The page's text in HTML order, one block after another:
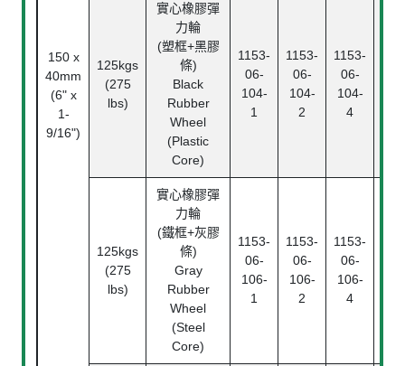
150 x
40mm
(6" x
1-
9/16")
125kgs
(275
lbs)
實心橡膠彈
力輪
(塑框+黑膠
條)
Black
Rubber
Wheel
(Plastic
Core)
1153-
06-
104-
1
1153-
06-
104-
2
1153-
06-
104-
4
125kgs
(275
lbs)
實心橡膠彈
力輪
(鐵框+灰膠
條)
Gray
Rubber
Wheel
(Steel
Core)
1153-
06-
106-
1
1153-
06-
106-
2
1153-
06-
106-
4